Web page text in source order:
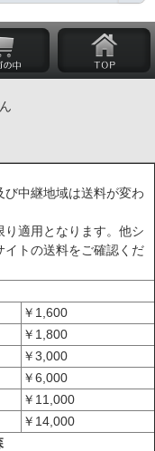
中継地域は送料が変わ
適用となります。他シ
イトの送料をご確認くだ
￥1,600
￥1,800
￥3,000
￥6,000
￥11,000
￥14,000